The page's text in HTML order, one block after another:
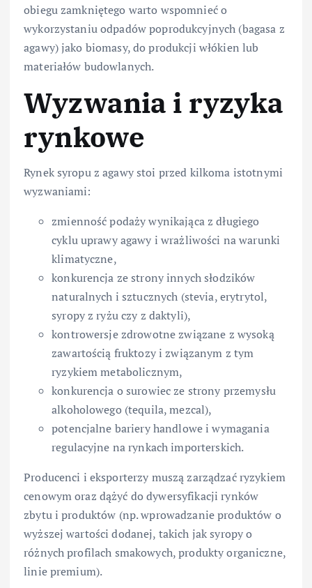
obiegu zamkniętego warto wspomnieć o
wykorzystaniu odpadów poprodukcyjnych (bagasa z
agawy) jako biomasy, do produkcji włókien lub
materiałów budowlanych.
Wyzwania i ryzyka
rynkowe
Rynek syropu z agawy stoi przed kilkoma istotnymi
wyzwaniami:
zmienność podaży wynikająca z długiego
cyklu uprawy agawy i wrażliwości na warunki
klimatyczne,
konkurencja ze strony innych słodzików
naturalnych i sztucznych (stevia, erytrytol,
syropy z ryżu czy z daktyli),
kontrowersje zdrowotne związane z wysoką
zawartością fruktozy i związanym z tym
ryzykiem metabolicznym,
konkurencja o surowiec ze strony przemysłu
alkoholowego (tequila, mezcal),
potencjalne bariery handlowe i wymagania
regulacyjne na rynkach importerskich.
Producenci i eksporterzy muszą zarządzać ryzykiem
cenowym oraz dążyć do dywersyfikacji rynków
zbytu i produktów (np. wprowadzanie produktów o
wyższej wartości dodanej, takich jak syropy o
różnych profilach smakowych, produkty organiczne,
linie premium).